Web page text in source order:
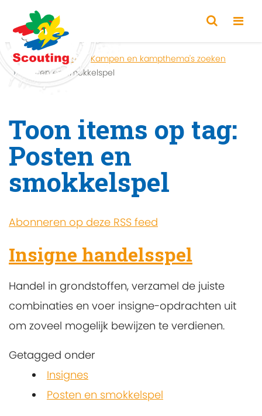
Home Zoeken
Kampen en kampthema's zoeken
Posten en smokkelspel
Toon items op tag:
Posten en
smokkelspel
Abonneren op deze RSS feed
Insigne handelsspel
Handel in grondstoffen, verzamel de juiste
combinaties en voer insigne-opdrachten uit
om zoveel mogelijk bewijzen te verdienen.
Getagged onder
Insignes
Posten en smokkelspel